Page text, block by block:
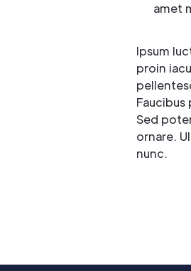
amet
Ipsum
proin
Sed
ornare.
nunc.